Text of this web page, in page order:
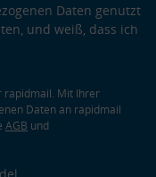
Daten genutzt
und weiß, dass ich
rapidmail. Mit Ihrer
Daten an rapidmail
AGB und